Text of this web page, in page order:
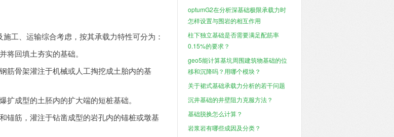
工、运输综合考虑，按其承载力特性可分为：
将回填土夯实的基础。
筋骨架灌注于机械或人工掏挖成土胎内的基
成型的土胚内的扩大端的短桩基础。
锚筋，灌注于钻凿成型的岩孔内的锚桩或墩基
optumG2在分析深基础极限承载力时
怎样设置与围岩的相互作用
柱下独立基础是否需要满足配筋率
0.15%的要求？
geo5能计算基坑周围建筑物基础的位
移和沉降吗？用哪个模块？
关于裙式基础承载力分析的若干问题
沉井基础的井壁阻力克服方法？
基础脱换怎么计算？
岩浆岩有哪些成因及分类？